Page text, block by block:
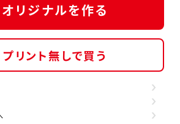
オリジナルを作る
プリント無しで買う